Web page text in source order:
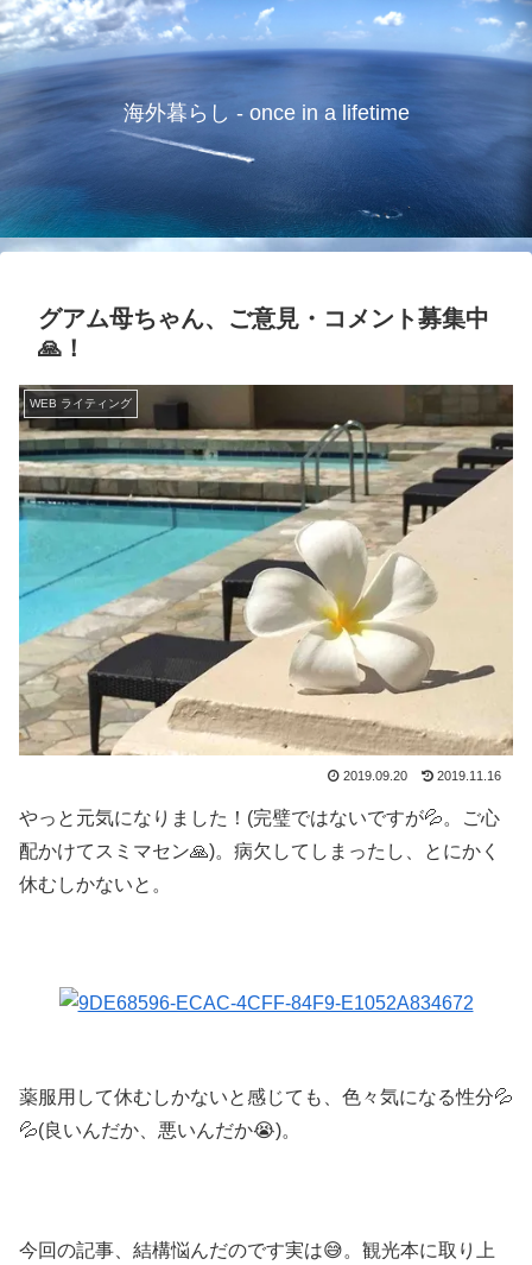
海外暮らし - once in a lifetime
グアム母ちゃん、ご意見・コメント募集中
🙏！
WEB ライティング
2019.09.20 2019.11.16
やっと元気になりました！(完璧ではないですが💦。ご心
配かけてスミマセン🙏)。病欠してしまったし、とにかく
休むしかないと。
薬服用して休むしかないと感じても、色々気になる性分💦
💦(良いんだか、悪いんだか😭)。
今回の記事、結構悩んだのです実は😅。観光本に取り上